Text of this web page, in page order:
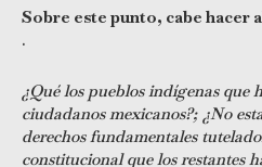
Sobre este punto, cabe hacer
.
¿Qué los pueblos indígenas que
ciudadanos mexicanos?; ¿No
derechos fundamentales
constitucional que los restantes